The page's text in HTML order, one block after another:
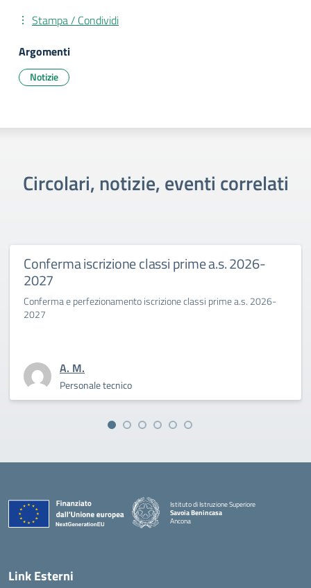
Stampa / Condividi
Argomenti
Notizie
Circolari, notizie, eventi correlati
a.s. 2026-
Primo giorno di scuola al Savoia
La Dirigente Bertini: “affrontiamo con coraggio la
Istituto di Istruzione Superiore
Savoia Benincasa
Ancona
Link Esterni